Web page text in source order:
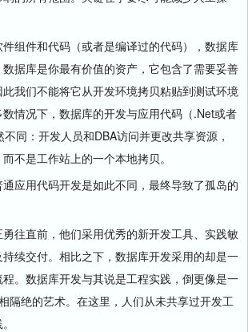
件和代码（或者是编译过的代码），数据库
据库是你最有价值的资产，它包含了需要妥善
我们不能将它从开发环境拷贝粘贴到测试环境
情况下，数据库的开发与应用代码（.Net或者
同：开发人员和DBA访问并更改共享资源，
不是工作站上的一个本地拷贝。
用代码开发是如此不同，最终导致了孤岛的
直前，他们采用优秀的新开发工具、实践敏
续交付。相比之下，数据库开发采用的却是一
。数据库开发与其说是工程实践，倒更像是一
隔绝的艺术。在这里，人们从未共享过开发工